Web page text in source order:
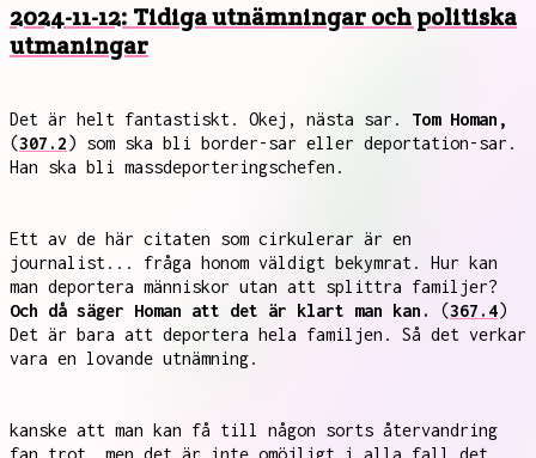
2024-11-12: Tidiga utnämningar och politiska
utmaningar
Det är helt fantastiskt. Okej, nästa sar. Tom Homan,
(307.2) som ska bli border-sar eller deportation-sar.
Han ska bli massdeporteringschefen.
Ett av de här citaten som cirkulerar är en
journalist... fråga honom väldigt bekymrat. Hur kan
man deportera människor utan att splittra familjer?
Och då säger Homan att det är klart man kan.
(367.4)
Det är bara att deportera hela familjen. Så det verkar
vara en lovande utnämning.
kanske att man kan få till någon sorts återvandring
fan trot, men det är inte omöjligt i alla fall det